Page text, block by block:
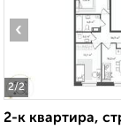
2/2
‹
2-к квартира,